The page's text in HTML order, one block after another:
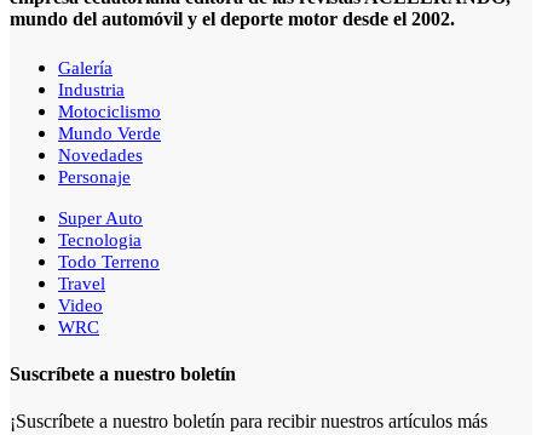
mundo del automóvil y el deporte motor desde el 2002.
Galería
Industria
Motociclismo
Mundo Verde
Novedades
Personaje
Super Auto
Tecnologia
Todo Terreno
Travel
Video
WRC
Suscríbete a nuestro boletín
¡Suscríbete a nuestro boletín para recibir nuestros artículos más